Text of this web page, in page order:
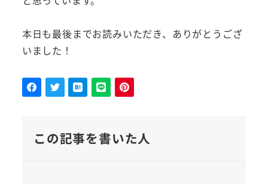
本日も最後までお読みいただき、ありがとうござ
いました！
この記事を書いた人